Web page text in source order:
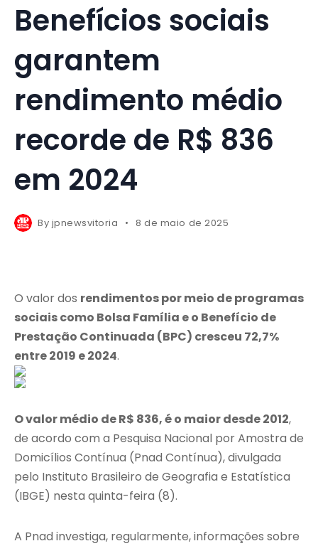
Benefícios sociais
garantem
rendimento médio
recorde de R$ 836
em 2024
By jpnewsvitoria 8 de maio de 2025
O valor dos rendimentos por meio de programas
sociais como Bolsa Família e o Benefício de
Prestação Continuada (BPC) cresceu 72,7%
entre 2019 e 2024.
O valor médio de R$ 836, é o maior desde 2012,
de acordo com a Pesquisa Nacional por Amostra de
Domicílios Contínua (Pnad Contínua), divulgada
pelo Instituto Brasileiro de Geografia e Estatística
(IBGE) nesta quinta-feira (8).
A Pnad investiga, regularmente, informações sobre